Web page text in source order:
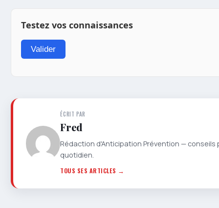
Testez vos connaissances
Valider
ÉCRIT PAR
Fred
Rédaction d'Anticipation Prévention —
quotidien.
TOUS SES ARTICLES →